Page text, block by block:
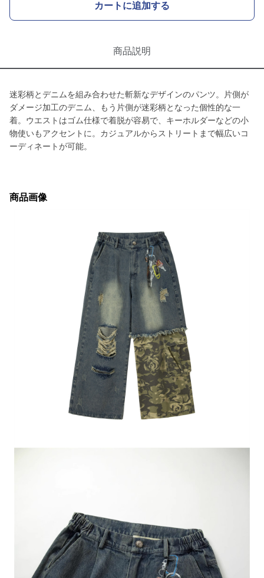
カートに追加する
商品説明
迷彩柄とデニムを組み合わせた斬新なデザインのパンツ。片側が
ダメージ加工のデニム、もう片側が迷彩柄となった個性的な一
着。ウエストはゴム仕様で着脱が容易で、キーホルダーなどの小
物使いもアクセントに。カジュアルからストリートまで幅広いコ
ーディネートが可能。
商品画像